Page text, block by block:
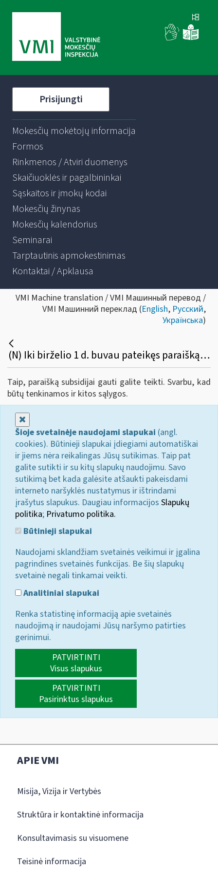
Prisijungti
Mokesčių mokėtojų informacija
Formos
Rinkmenos / Atviri duomenys
Skaičiuoklės ir pagalbininkai
Sąskaitos ir įmokų kodai
Mokesčių žinynas
Mokesčių kalendorius
Seminarai
Tarptautinis apmokestinimas
Kontaktai / Apklausa
VMI Machine translation / VMI Машинный перевод /
VMI Машинний переклад (English, Русский,
Українська)
(N) Iki birželio 1 d. buvau pateikęs paraišką subsidijai gauti, bet subsidija nebuvo skirta, nes mano ribojama veikla pagal pažymą buvo nutraukta iki 2020 m. lapkričio 6 d. Vėliau šios sąlygos neliko, tačiau naujos paraiškos pateikti nespėjau. Ar galiu paraišką pateikti dabar ir gauti subsidiją?
Taip, paraišką subsidijai gauti galite teikti. Svarbu, kad
būtų tenkinamos ir kitos sąlygos.
Šioje svetainėje naudojami slapukai (angl.
cookies). Būtinieji slapukai įdiegiami automatiškai
ir jiems nėra reikalingas Jūsų sutikimas. Taip pat
galite sutikti ir su kitų slapukų naudojimu. Savo
sutikimą bet kada galėsite atšaukti pakeisdami
interneto naršyklės nustatymus ir ištrindami
įrašytus slapukus. Daugiau informacijos Slapukų
politika; Privatumo politika.
Būtinieji slapukai
Naudojami sklandžiam svetainės veikimui ir įgalina
pagrindines svetainės funkcijas. Be šių slapukų
svetainė negali tinkamai veikti.
Analitiniai slapukai
Renka statistinę informaciją apie svetainės
naudojimą ir naudojami Jūsų naršymo patirties
gerinimui.
PATVIRTINTI
Visus slapukus
PATVIRTINTI
Pasirinktus slapukus
APIE VMI
Misija, Vizija ir Vertybės
Struktūra ir kontaktinė informacija
Konsultavimasis su visuomene
Teisinė informacija